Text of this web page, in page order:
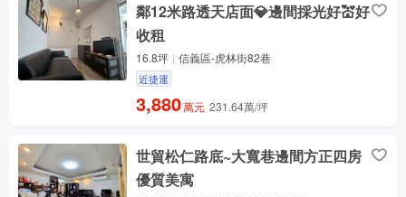
鄰12米路透天店面💎邊間採光好💒好
收租
16.8坪 信義區-虎林街82巷
近捷運
3,880萬元 231.64萬/坪
世貿松仁路底~大寬巷邊間方正四房
優質美寓